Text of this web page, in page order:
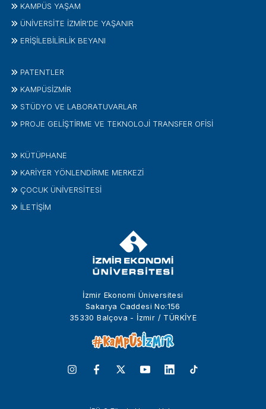
İzmir Ekonomi Üniversitesi
Sakarya Caddesi No:156
35330 Balçova - İzmir / TÜRKİYE
KAMPÜS YAŞAM
ÜNİVERSİTE İZMİR'DE YAŞANIR
ERİŞİLEBİLİRLİK BEYANI
PATENTLER
KAMPÜSİZMIR
STÜDYO VE LABORATUVARLAR
PROJE GELIŞTIRME VE TEKNOLOJI TRANSFER OFISI
KÜTÜPHANE
KARİYER YÖNLENDİRME MERKEZİ
ÇOCUK ÜNIVERSITESI
İLETIŞIM